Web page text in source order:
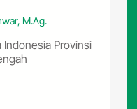
M.Ag.
Indonesia Provinsi